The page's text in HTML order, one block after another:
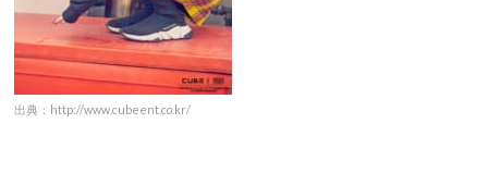
出典：http://www.cubeent.co.kr/